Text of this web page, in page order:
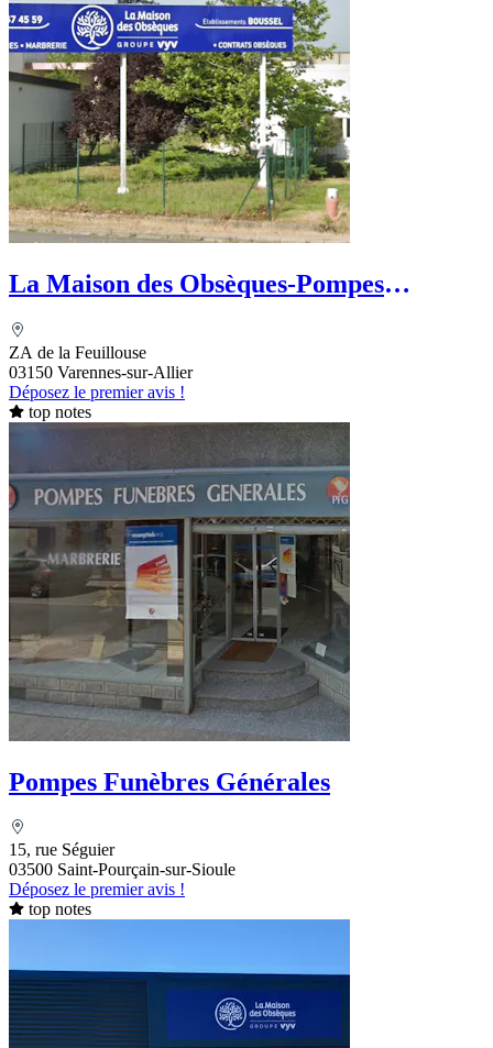
La Maison des Obsèques-Pompes
ZA de la Feuillouse
03150 Varennes-sur-Allier
Déposez le premier avis !
top notes
Pompes Funèbres Générales
15, rue Séguier
03500 Saint-Pourçain-sur-Sioule
Déposez le premier avis !
top notes